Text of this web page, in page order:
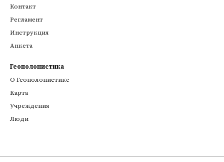
Контакт
Регламент
Инструкция
Анкета
Геополонистика
О Геополонистике
Kарта
Учреждения
Люди